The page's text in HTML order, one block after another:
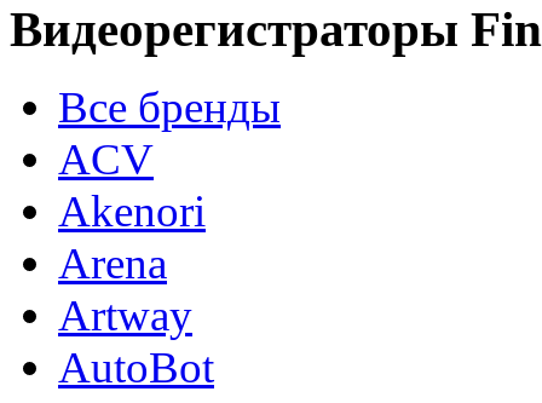
Видеорегистраторы
Все бренды
ACV
Akenori
Arena
Artway
AutoBot